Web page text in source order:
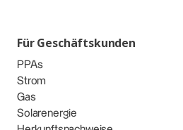
Für Geschäftskunden
PPAs
Strom
Gas
Solarenergie